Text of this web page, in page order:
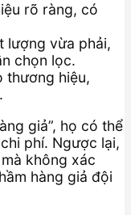
rõ ràng, có
lượng vừa phải,
chọn lọc.
thương hiệu,
giả”, họ có thể
phí. Ngược lại,
không xác
hàng giả đội